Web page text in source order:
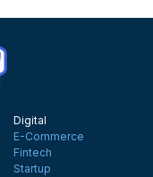
Digital
E-Commerce
Fintech
Startup